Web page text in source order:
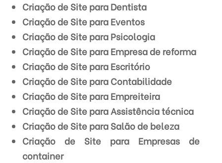
Criação de Site para Dentista
Criação de Site para Eventos
Criação de Site para Psicologia
Criação de Site para Empresa de reforma
Criação de Site para Escritório
Criação de Site para Contabilidade
Criação de Site para Empreiteira
Criação de Site para Assistência técnica
Criação de Site para Salão de beleza
Criação de Site para Empresas de
container